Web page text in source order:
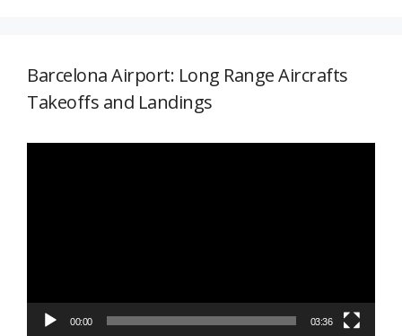
Barcelona Airport: Long Range Aircrafts
Takeoffs and Landings
00:00 03:36